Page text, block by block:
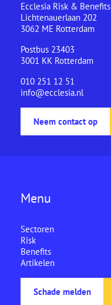
Ecclesia Risk & Benefits
Lichtenauerlaan 202
3062 ME Rotterdam
Postbus 23403
3001 KK Rotterdam
010 251 12 51
info@ecclesia.nl
Neem contact op
Menu
Sectoren
Risk
Benefits
Artikelen
Schade melden